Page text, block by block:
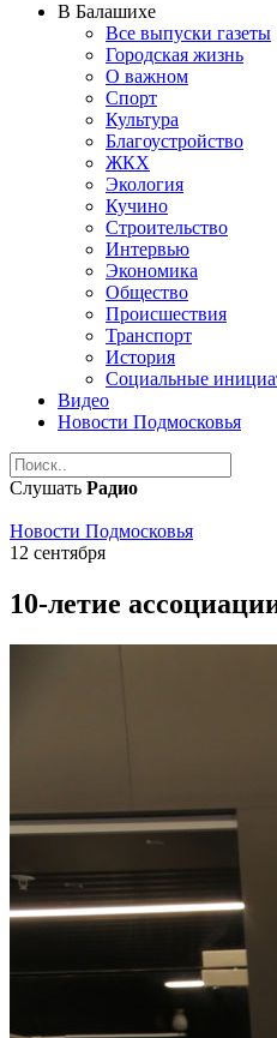
В Балашихе
Все выпуски газеты
Городская жизнь
О важном
Спорт
Культура
Благоустройство
ЖКХ
Экология
Кучино
Строительство
Интервью
Экономика
Общество
Происшествия
Транспорт
История
Социальные
Видео
Новости Подмосковья
Слушать Радио
Новости Подмосковья
12 сентября
10-летие